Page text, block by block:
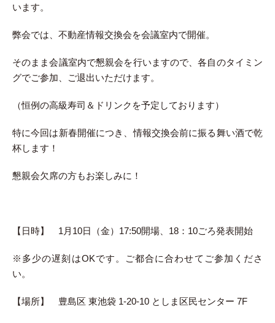
います。
弊会では、不動産情報交換会を会議室内で開催。
そのまま会議室内で懇親会を行いますので、各自のタイミン
グでご参加、ご退出いただけます。
（恒例の高級寿司＆ドリンクを予定しております）
特に今回は新春開催につき、情報交換会前に振る舞い酒で乾
杯します！
懇親会欠席の方もお楽しみに！
【日時】 1月10日（金）17:50開場、18：10ごろ発表開始
※多少の遅刻はOKです。ご都合に合わせてご参加くださ
い。
【場所】 豊島区 東池袋 1-20-10 としま区民センター 7F